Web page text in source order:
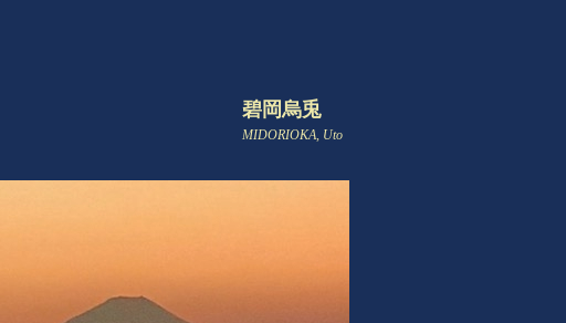
碧岡烏兎
MIDORIOKA, Uto